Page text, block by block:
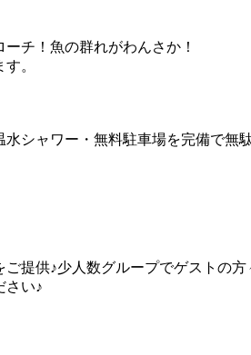
チ！魚の群れがわんさか！
。
シャワー・無料駐車場を完備で無
提供♪少人数グループでゲストの
さい♪